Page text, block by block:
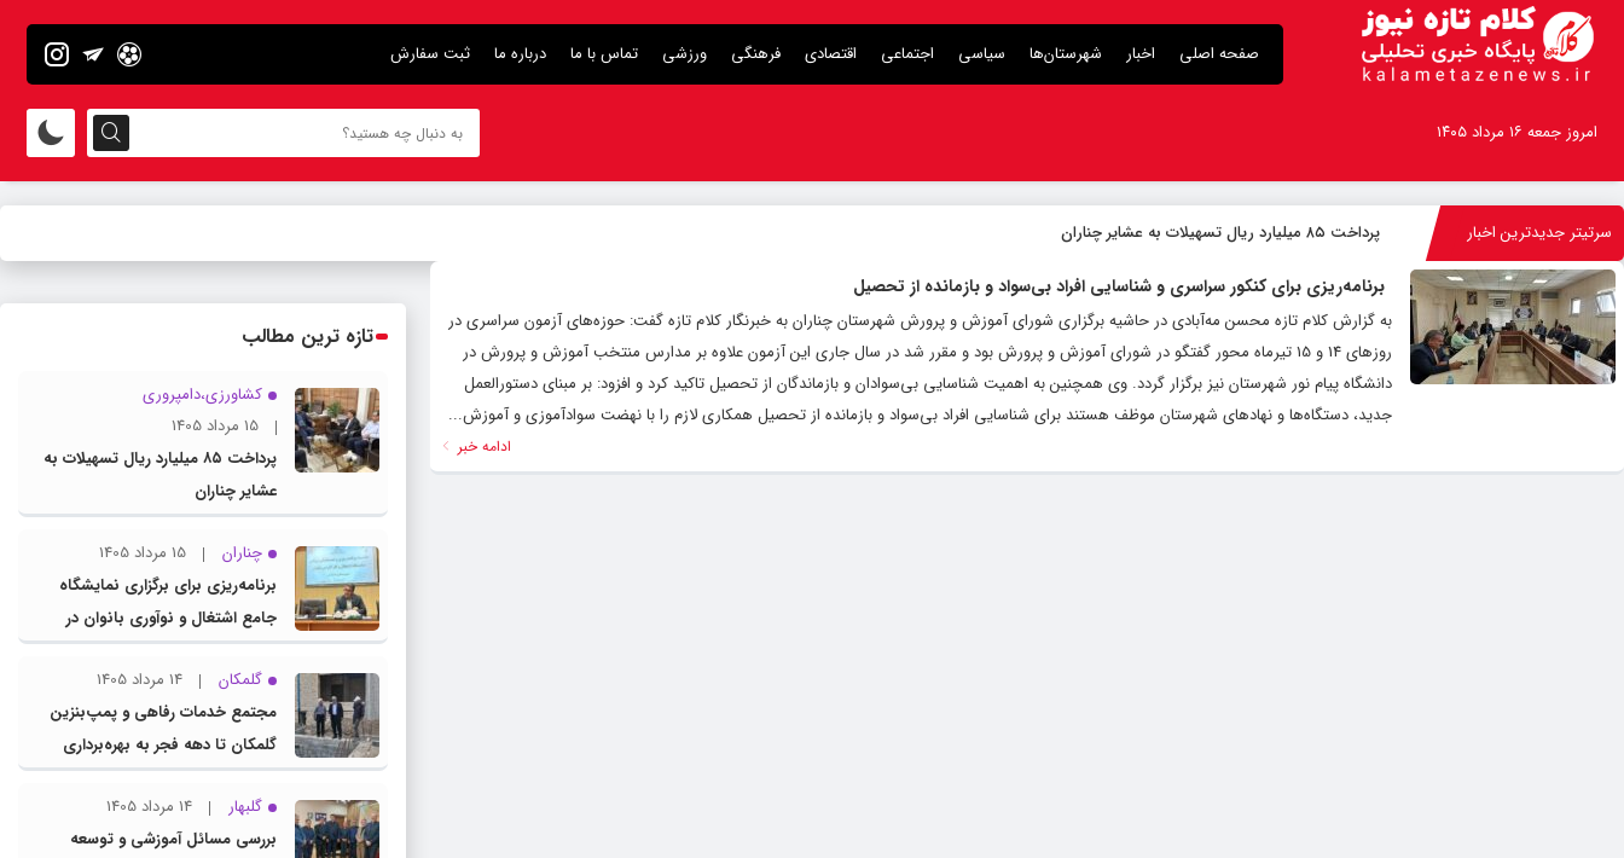
صفحه اصلی اخبار شهرستان‌ها سیاسی اجتماعی اقتصادی فرهنگی ورزشی تماس با ما درباره ما ثبت سفارش
امروز جمعه ۱۶ مرداد ۱۴۰۵
سرتیتر جدیدترین اخبار پرداخت ۸۵ میلیارد ریال تسهیلات به عشایر چناران
برنامه‌ریزی برای کنکور سراسری و شناسایی افراد بی‌سواد و بازمانده از تحصیل
به گزارش کلام تازه محسن مه‌آبادی در حاشیه برگزاری شورای آموزش و پرورش شهرستان چناران به خبرنگار کلام تازه گفت: حوزه‌های آزمون سراسری در
روزهای 14 و 15 تیرماه محور گفتگو در شورای آموزش و پرورش بود و مقرر شد در سال جاری این آزمون علاوه بر مدارس منتخب آموزش و پرورش در
دانشگاه پیام‌ نور شهرستان نیز برگزار گردد. وی همچنین به اهمیت شناسایی بی‌سوادان و بازماندگان از تحصیل تاکید کرد و افزود: بر مبنای دستورالعمل
جدید، دستگاه‌ها و نهادهای شهرستان موظف هستند برای شناسایی افراد بی‌سواد و بازمانده از تحصیل همکاری لازم را با نهضت سواد‌آموزی و آموزش...
ادامه خبر
تازه ترین مطالب
کشاورزی،دامپروری
15 مرداد 1405
پرداخت ۸۵ میلیارد ریال تسهیلات به
عشایر چناران
چناران
15 مرداد 1405
برنامه‌ریزی برای برگزاری نمایشگاه
جامع اشتغال و نوآوری بانوان در
چناران
گلمکان
14 مرداد 1405
مجتمع خدمات رفاهی و پمپ‌بنزین
گلمکان تا دهه فجر به بهره‌برداری
می‌رسد
گلبهار
14 مرداد 1405
بررسی مسائل آموزشی و توسعه